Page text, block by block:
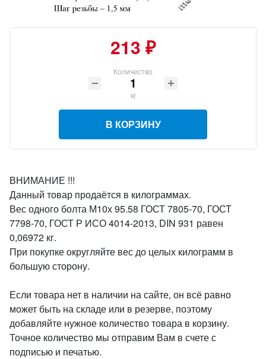
213 ₽
Количество
кг
В КОРЗИНУ
ВНИМАНИЕ !!!
Данный товар продаётся в килограммах.
Вес одного болта М10х 95.58 ГОСТ 7805-70, ГОСТ
7798-70, ГОСТ Р ИСО 4014-2013, DIN 931 равен
0,06972 кг.
При покупке округляйте вес до целых килограмм в
большую сторону.
Если товара нет в наличии на сайте, он всё равно
может быть на складе или в резерве, поэтому
добавляйте нужное количество товара в корзину.
Точное количество мы отправим Вам в счете с
подписью и печатью.